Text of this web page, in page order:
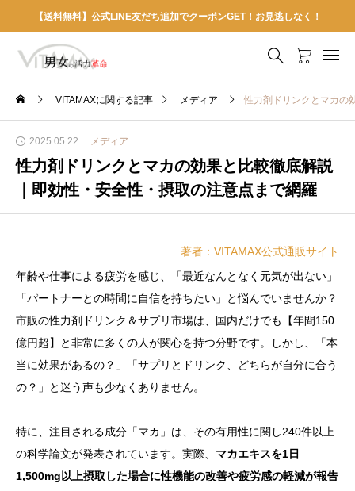
【送料無料】公式LINE友だち追加でクーポンGET！お見逃しなく！
VITAMAXに関する記事 メディア 性力剤ドリンクとマカの
2025.05.22 メディア
性力剤ドリンクとマカの効果と比較徹底解説
｜即効性・安全性・摂取の注意点まで網羅
著者：VITAMAX公式通販サイト
年齢や仕事による疲労を感じ、「最近なんとなく元気が出ない」
「パートナーとの時間に自信を持ちたい」と悩んでいませんか？
市販の性力剤ドリンク＆サプリ市場は、国内だけでも【年間150
億円超】と非常に多くの人が関心を持つ分野です。しかし、「本
当に効果があるの？」「サプリとドリンク、どちらが自分に合う
の？」と迷う声も少なくありません。
特に、注目される成分「マカ」は、その有用性に関し240件以上
の科学論文が発表されています。実際、 マカエキスを1日
1,500mg以上摂取した場合に性機能の改善や疲労感の軽減が報告